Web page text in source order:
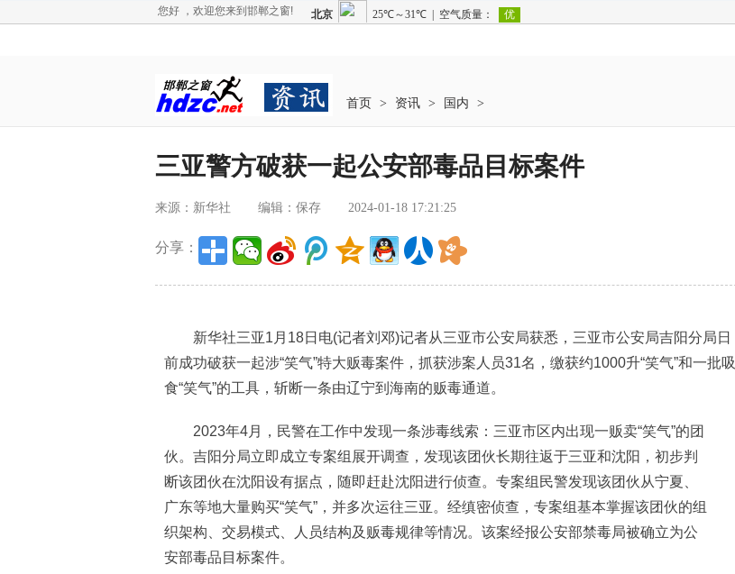
您好 ，欢迎您来到邯郸之窗!
首页 > 资讯 > 国内 >
三亚警方破获一起公安部毒品目标案件
来源：新华社 编辑：保存 2024-01-18 17:21:25
分享：
新华社三亚1月18日电(记者刘邓)记者从三亚市公安局获悉，三亚市公安局吉阳分局日
前成功破获一起涉“笑气”特大贩毒案件，抓获涉案人员31名，缴获约1000升“笑气”和一批吸
食“笑气”的工具，斩断一条由辽宁到海南的贩毒通道。
2023年4月，民警在工作中发现一条涉毒线索：三亚市区内出现一贩卖“笑气”的团
伙。吉阳分局立即成立专案组展开调查，发现该团伙长期往返于三亚和沈阳，初步判
断该团伙在沈阳设有据点，随即赶赴沈阳进行侦查。专案组民警发现该团伙从宁夏、
广东等地大量购买“笑气”，并多次运往三亚。经缜密侦查，专案组基本掌握该团伙的组
织架构、交易模式、人员结构及贩毒规律等情况。该案经报公安部禁毒局被确立为公
安部毒品目标案件。